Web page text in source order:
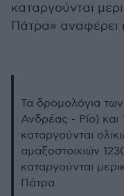
καταργούνται
Πάτρα» αναφέρει
Τα δρομολόγια
Ανδρέας - Ρίο) και
καταργούνται
αμαξοστοιχιών
καταργούνται
Πάτρα.